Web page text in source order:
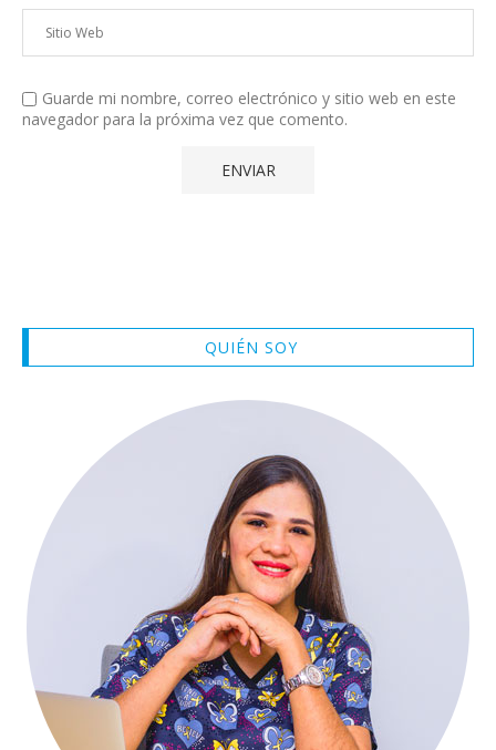
Guarde mi nombre, correo electrónico y sitio web en este
navegador para la próxima vez que comento.
QUIÉN SOY